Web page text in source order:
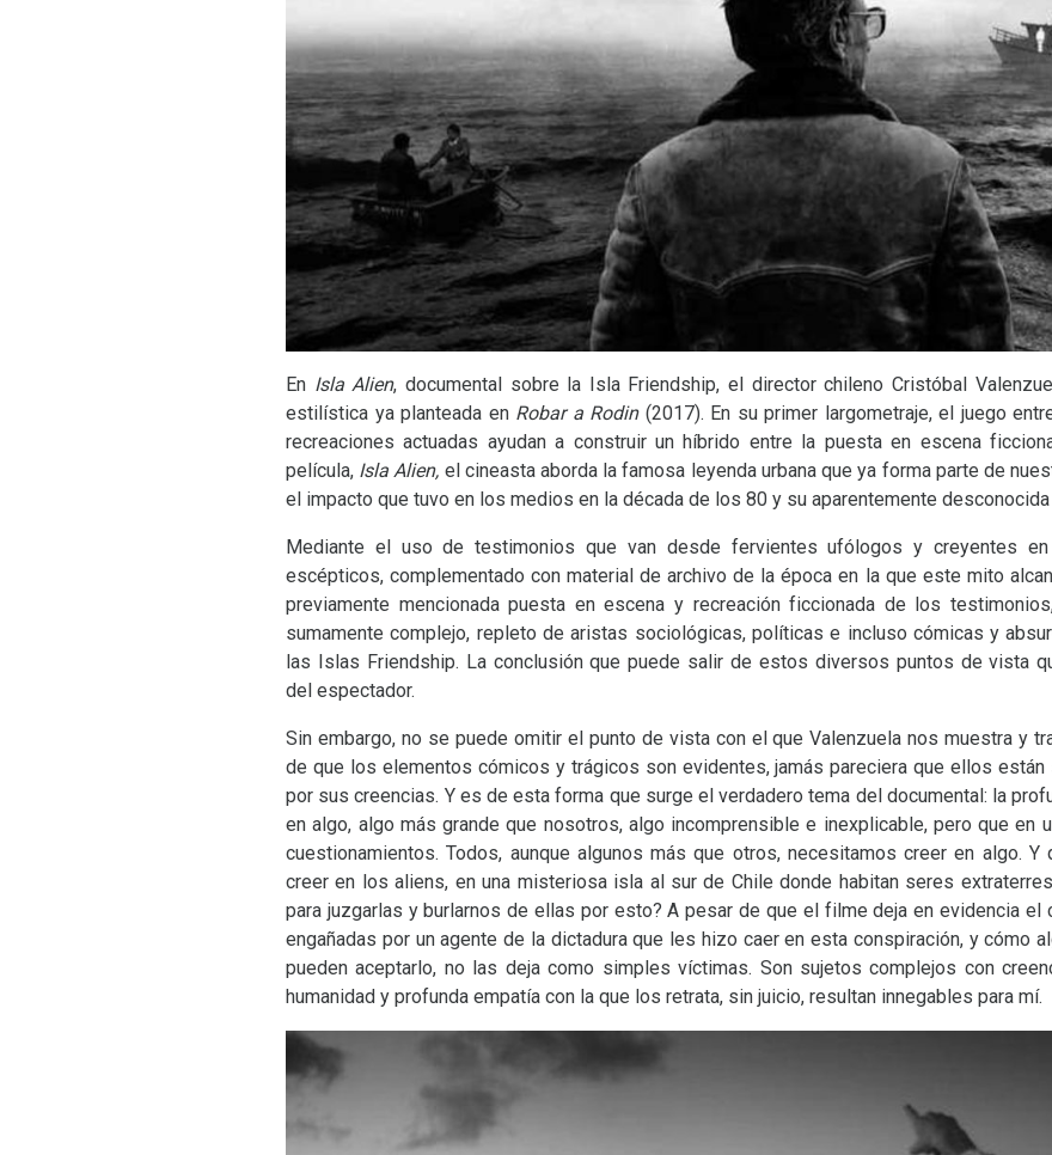
En Isla Alien, documental sobre la Isla Friendship, el director chileno Cristóbal
estilística ya planteada en Robar a Rodin(2017). En su primer largometraje, el juego
recreaciones actuadas ayudan a construir un híbrido entre la puesta en escena
película, Isla Alien, el cineasta aborda la famosa leyenda urbana que ya forma parte de
el impacto que tuvo en los medios en la década de los 80 y su aparentemente
Mediante el uso de testimonios que van desde fervientes ufólogos y creyentes
escépticos, complementado con material de archivo de la época en la que este mito
previamente mencionada puesta en escena y recreación ficcionada de los
sumamente complejo, repleto de aristas sociológicas, políticas e incluso cómicas y
las Islas Friendship. La conclusión que puede salir de estos diversos puntos de vista
del espectador.
Sin embargo, no se puede omitir el punto de vista con el que Valenzuela nos muestra y
de que los elementos cómicos y trágicos son evidentes, jamás pareciera que ellos
por sus creencias. Y es de esta forma que surge el verdadero tema del documental: la
en algo, algo más grande que nosotros, algo incomprensible e inexplicable, pero que en
cuestionamientos. Todos, aunque algunos más que otros, necesitamos creer en algo.
creer en los aliens, en una misteriosa isla al sur de Chile donde habitan seres
para juzgarlas y burlarnos de ellas por esto? A pesar de que el filme deja en evidencia
engañadas por un agente de la dictadura que les hizo caer en esta conspiración, y cómo
pueden aceptarlo, no las deja como simples víctimas. Son sujetos complejos con
humanidad y profunda empatía con la que los retrata, sin juicio, resultan innegables para mí.